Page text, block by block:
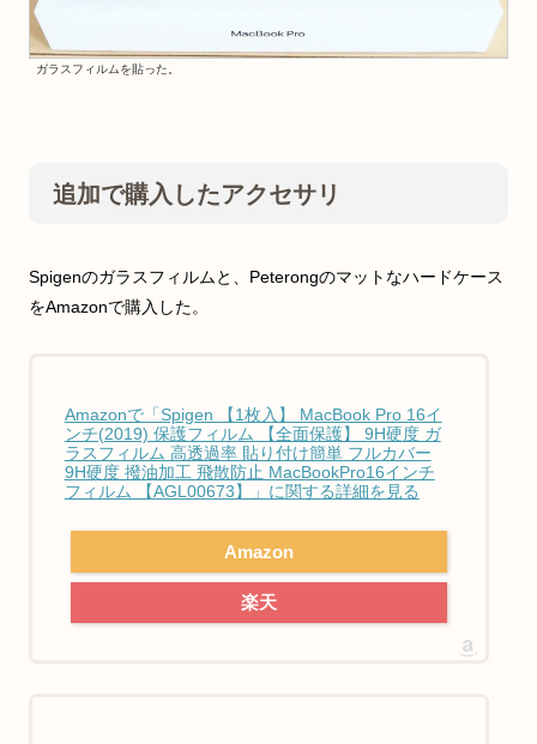
ガラスフィルムを貼った。
追加で購入したアクセサリ
Spigenのガラスフィルムと、Peterongのマットなハードケース
をAmazonで購入した。
Amazonで「Spigen 【1枚入】 MacBook Pro 16イ
ンチ(2019) 保護フィルム 【全面保護】 9H硬度 ガ
ラスフィルム 高透過率 貼り付け簡単 フルカバー
9H硬度 撥油加工 飛散防止 MacBookPro16インチ
フィルム 【AGL00673】」に関する詳細を見る
Amazon
楽天